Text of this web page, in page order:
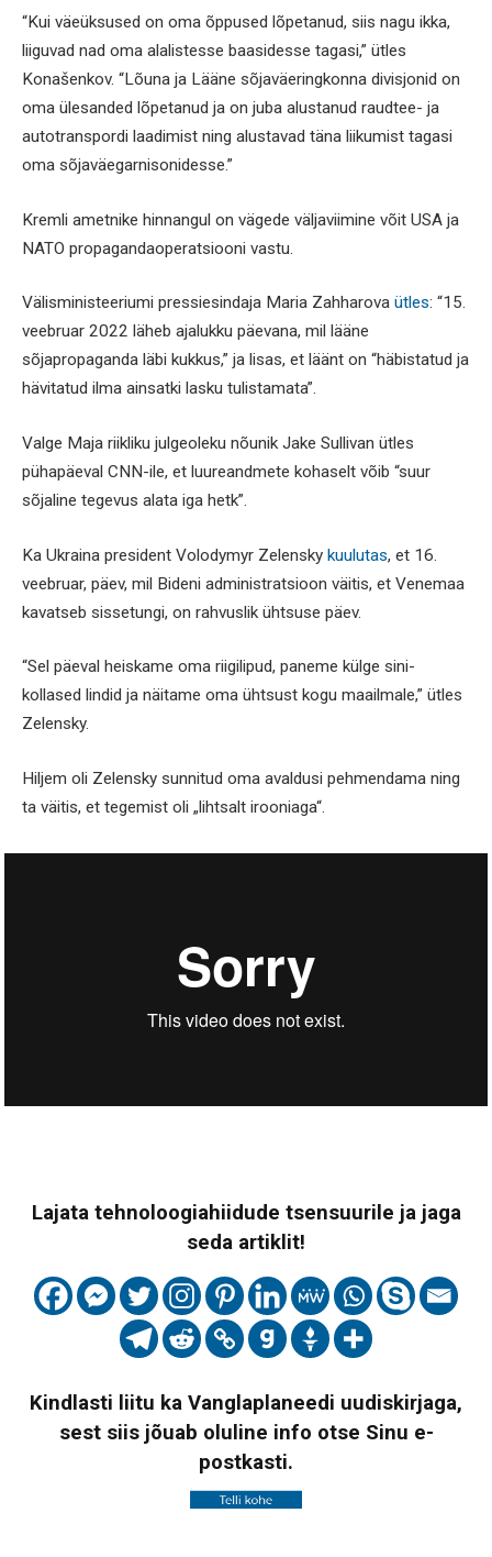
“Kui väeüksused on oma õppused lõpetanud, siis nagu ikka,
liiguvad nad oma alalistesse baasidesse tagasi,” ütles
Konašenkov. “Lõuna ja Lääne sõjaväeringkonna divisjonid on
oma ülesanded lõpetanud ja on juba alustanud raudtee- ja
autotranspordi laadimist ning alustavad täna liikumist tagasi
oma sõjaväegarnisonidesse.”
Kremli ametnike hinnangul on vägede väljaviimine võit USA ja
NATO propagandaoperatsiooni vastu.
Välisministeeriumi pressiesindaja Maria Zahharova ütles: “15.
veebruar 2022 läheb ajalukku päevana, mil lääne
sõjapropaganda läbi kukkus,” ja lisas, et läänt on “häbistatud ja
hävitatud ilma ainsatki lasku tulistamata”.
Valge Maja riikliku julgeoleku nõunik Jake Sullivan ütles
pühapäeval CNN-ile, et luureandmete kohaselt võib “suur
sõjaline tegevus alata iga hetk”.
Ka Ukraina president Volodymyr Zelensky kuulutas, et 16.
veebruar, päev, mil Bideni administratsioon väitis, et Venemaa
kavatseb sissetungi, on rahvuslik ühtsuse päev.
“Sel päeval heiskame oma riigilipud, paneme külge sini-
kollased lindid ja näitame oma ühtsust kogu maailmale,” ütles
Zelensky.
Hiljem oli Zelensky sunnitud oma avaldusi pehmendama ning
ta väitis, et tegemist oli „lihtsalt irooniaga“.
Lajata tehnoloogiahiidude tsensuurile ja jaga
seda artiklit!
Kindlasti liitu ka Vanglaplaneedi uudiskirjaga,
sest siis jõuab oluline info otse Sinu e-
postkasti.